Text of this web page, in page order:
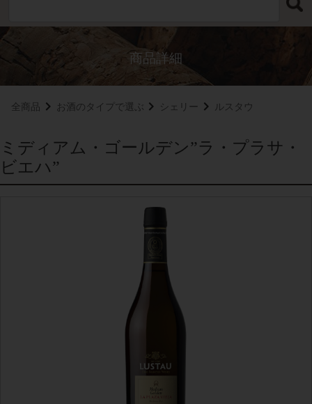
全商品 お酒のタイプで選ぶ シェリー ルスタウ
ミディアム・ゴールデン”ラ・プラサ・
ビエハ”